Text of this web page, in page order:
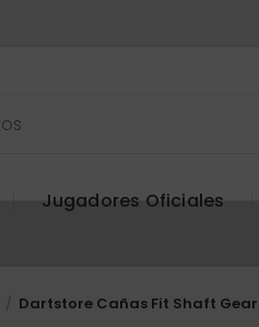
Jugadores Oficiales
Dartstore Cañas Fit Shaft